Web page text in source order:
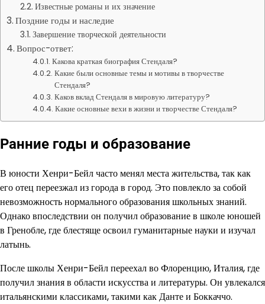
Известные романы и их значение
Поздние годы и наследие
Завершение творческой деятельности
Вопрос-ответ:
Какова краткая биография Стендаля?
Какие были основные темы и мотивы в творчестве
Стендаля?
Каков вклад Стендаля в мировую литературу?
Какие основные вехи в жизни и творчестве Стендаля?
Ранние годы и образование
В юности Хенри-Бейл часто менял места жительства, так как
его отец переезжал из города в город. Это повлекло за собой
невозможность нормального образования школьных знаний.
Однако впоследствии он получил образование в школе юношей
в Гренобле, где блестяще освоил гуманитарные науки и изучал
латынь.
После школы Хенри-Бейл переехал во Флоренцию, Италия, где
получил знания в области искусства и литературы. Он увлекался
итальянскими классиками, такими как Данте и Боккаччо.